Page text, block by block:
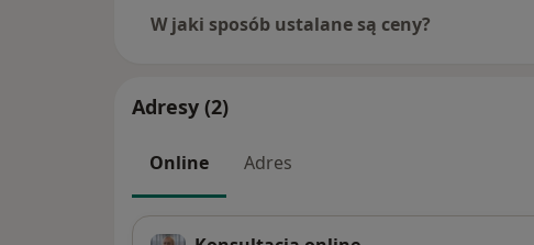
W jaki sposób ustalane są ceny?
Adresy (2)
Online Adres